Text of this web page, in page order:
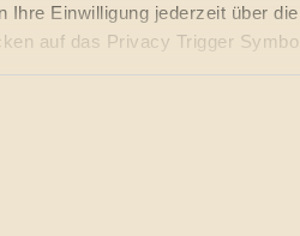
Ihre Einwilligung jederzeit über
auf das Privacy Trigger
wir auch gerne:
Scannen nach bestimmten